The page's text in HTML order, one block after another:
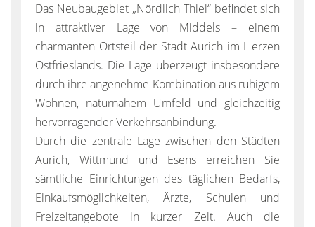
Das Neubaugebiet „Nördlich Thiel“ befindet sich
in attraktiver Lage von Middels – einem
charmanten Ortsteil der Stadt Aurich im Herzen
Ostfrieslands. Die Lage überzeugt insbesondere
durch ihre angenehme Kombination aus ruhigem
Wohnen, naturnahem Umfeld und gleichzeitig
hervorragender Verkehrsanbindung.
Durch die zentrale Lage zwischen den Städten
Aurich, Wittmund und Esens erreichen Sie
sämtliche Einrichtungen des täglichen Bedarfs,
Einkaufsmöglichkeiten, Ärzte, Schulen und
Freizeitangebote in kurzer Zeit. Auch die